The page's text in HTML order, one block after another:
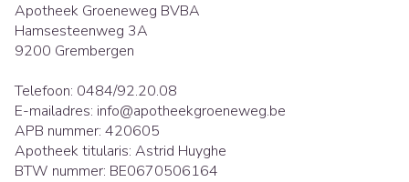
Apotheek Groeneweg BVBA
Hamsesteenweg 3A
9200 Grembergen
Telefoon: 0484/92.20.08
E-mailadres: info@apotheekgroeneweg.be
APB nummer: 420605
Apotheek titularis: Astrid Huyghe
BTW nummer: BE0670506164